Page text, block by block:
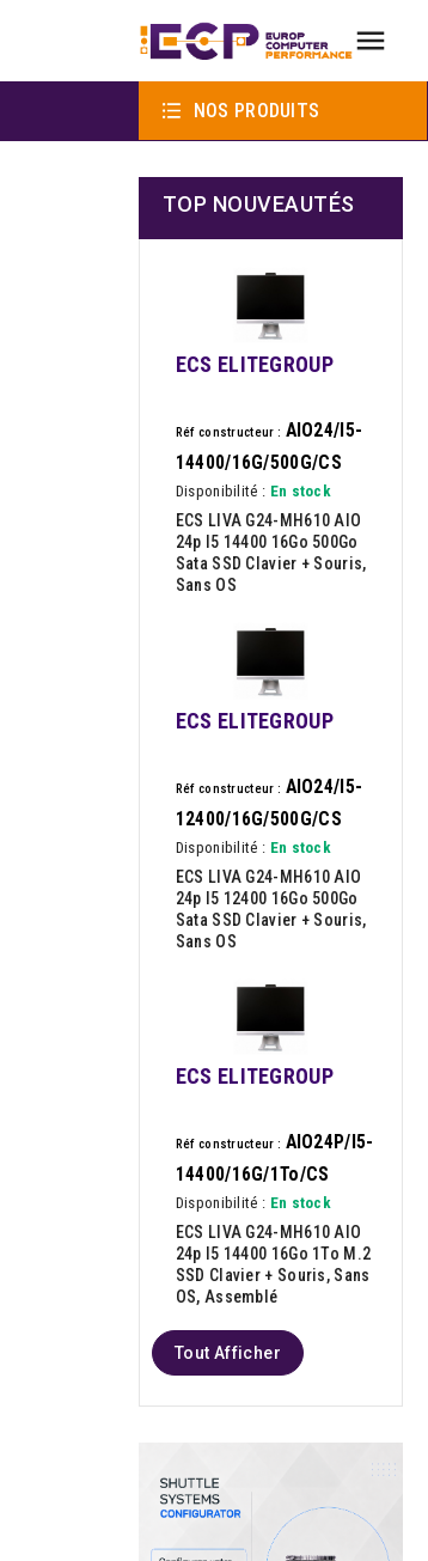

 NOS PRODUITS
TOP NOUVEAUTÉS
ECS ELITEGROUP
Réf constructeur : AIO24/I5-
14400/16G/500G/CS
Disponibilité : En stock
ECS LIVA G24-MH610 AIO
24p I5 14400 16Go 500Go
Sata SSD Clavier + Souris,
Sans OS
ECS ELITEGROUP
Réf constructeur : AIO24/I5-
12400/16G/500G/CS
Disponibilité : En stock
ECS LIVA G24-MH610 AIO
24p I5 12400 16Go 500Go
Sata SSD Clavier + Souris,
Sans OS
ECS ELITEGROUP
Réf constructeur : AIO24P/I5-
14400/16G/1To/CS
Disponibilité : En stock
ECS LIVA G24-MH610 AIO
24p I5 14400 16Go 1To M.2
SSD Clavier + Souris, Sans
OS, Assemblé
Tout Afficher